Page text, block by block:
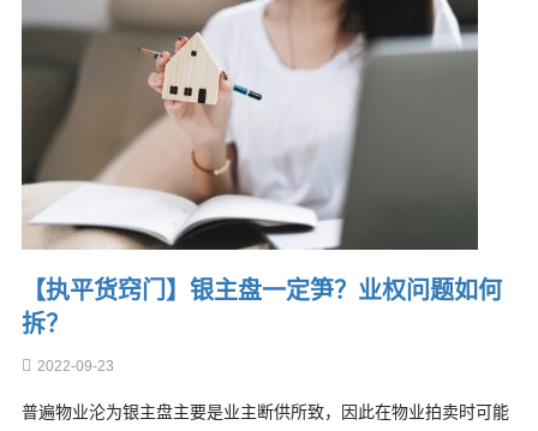
【执平货窍门】银主盘一定笋？业权问题如何
拆？
2022-09-23
普遍物业沦为银主盘主要是业主断供所致，因此在物业拍卖时可能